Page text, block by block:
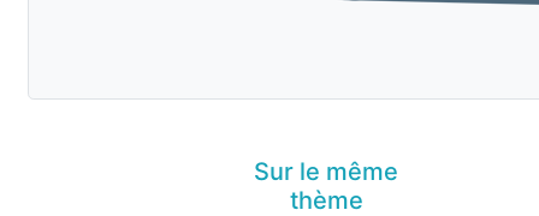
Sur le même
thème